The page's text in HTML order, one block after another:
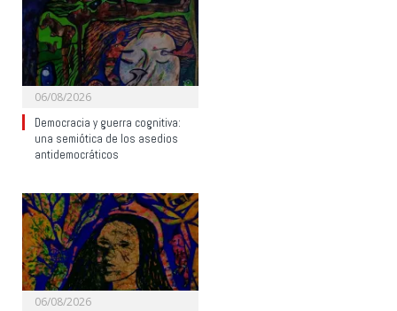
06/08/2026
Democracia y guerra cognitiva:
una semiótica de los asedios
antidemocráticos
06/08/2026